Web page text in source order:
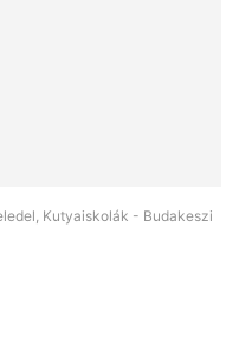
Kutyaiskolák - Budakeszi